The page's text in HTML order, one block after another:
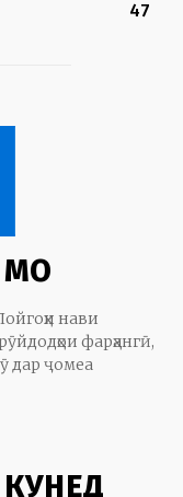
47
МО
нави
фарҳангӣ,
дар ҷомеа